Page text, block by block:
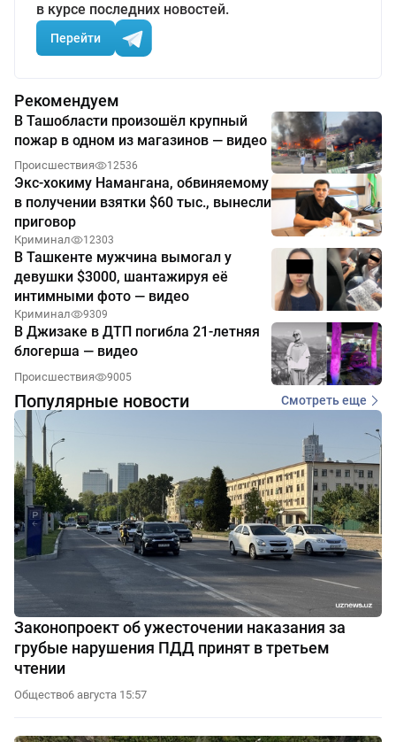
в курсе последних новостей.
Перейти
Рекомендуем
В Ташобласти произошёл крупный
пожар в одном из магазинов — видео
Происшествия 12536
Экс-хокиму Намангана, обвиняемому
в получении взятки $60 тыс., вынесли
приговор
Криминал 12303
В Ташкенте мужчина вымогал у
девушки $3000, шантажируя её
интимными фото — видео
Криминал 9309
В Джизаке в ДТП погибла 21-летняя
блогерша — видео
Происшествия 9005
Популярные новости Смотреть еще
Законопроект об ужесточении наказания за
грубые нарушения ПДД принят в третьем
чтении
Общество6 августа 15:57